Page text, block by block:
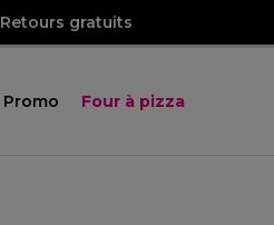
Retours gratuits
Promo Four à pizza